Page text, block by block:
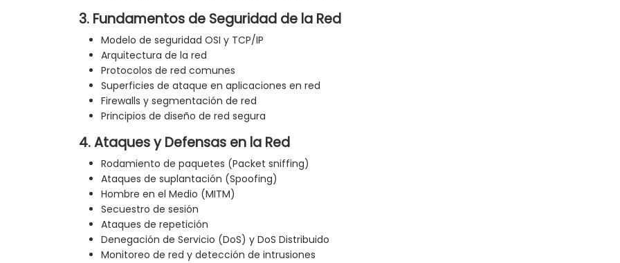
3. Fundamentos de Seguridad de la Red
Modelo de seguridad OSI y TCP/IP
Arquitectura de la red
Protocolos de red comunes
Superficies de ataque en aplicaciones en red
Firewalls y segmentación de red
Principios de diseño de red segura
4. Ataques y Defensas en la Red
Rodamiento de paquetes (Packet sniffing)
Ataques de suplantación (Spoofing)
Hombre en el Medio (MITM)
Secuestro de sesión
Ataques de repetición
Denegación de Servicio (DoS) y DoS Distribuido
Monitoreo de red y detección de intrusiones